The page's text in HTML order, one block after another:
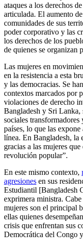
ataques a los derechos
articulada. El aumento
comunidades de sus
poder corporativo y las
los derechos de los
de quienes se organizan
Las mujeres en
en la resistencia a esta
y las democracias. Se
contextos marcados por
violaciones de derecho
Bangladesh y Sri Lanka,
sociales
países, lo que las
línea. En Bangladesh, la
gracias a las mujeres
revolución popular”.
En este mismo contexto,
agresiones en sus
Estudiantil [Bangladesh
exprimera ministra.
mujeres son el principal
ellas quienes
crisis que enfrentan sus
Democrática del Congo